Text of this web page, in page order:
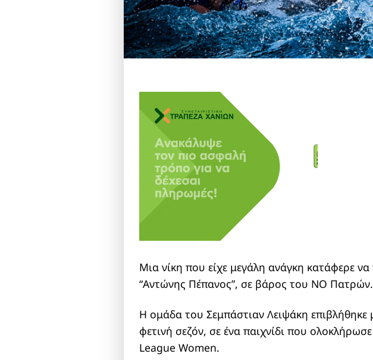
Μια νίκη που είχε μεγάλη ανάγκη κατάφερε
“Αντώνης Πέπανος”, σε βάρος του ΝΟ Πατρών.
Η ομάδα του Σεμπάστιαν Λειψάκη επιβλήθηκε
φετινή σεζόν, σε ένα παιχνίδι που
League Women.